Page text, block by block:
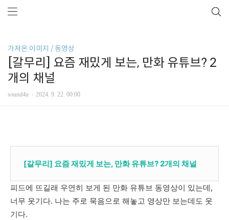
가져온 이미지 / 동영상
[갈무리] 요즘 재밌게 보는, 만화 유튜브? 2
개의 채널
sound4u 2024. 9. 22. 00:00
[갈무리] 요즘 재밌게 보는, 만화 유튜브? 2개의 채널
피드에 뜨길래 우연히 보게 된 만화 유튜브 동영상이 있는데,
너무 웃기다. 나는 주로 묵음으로 해놓고 영상만 보는데도 웃
기다.